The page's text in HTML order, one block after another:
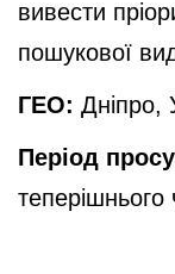
вивести
пошукової
ГЕО: Дніпро,
Період
теперішнього